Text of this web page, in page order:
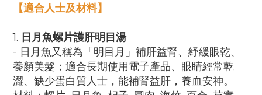
【適合人士及材料】
1. 日月魚螺片護肝明目湯
- 日月魚又稱為「明目月」補肝益腎、紓緩眼乾、
養顏美髮；適合長期使用電子產品、眼睛經常乾
澀、缺少蛋白質人士，能補腎益肝，養血安神。